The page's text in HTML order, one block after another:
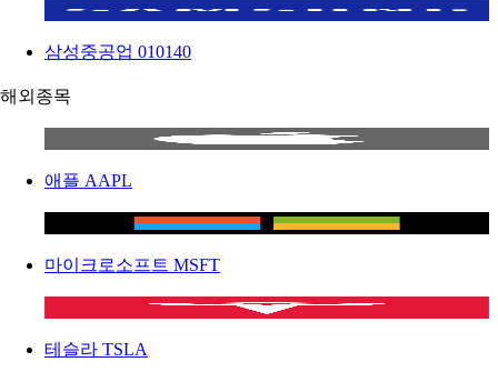
삼성중공업 010140
해외종목
애플 AAPL
마이크로소프트 MSFT
테슬라 TSLA